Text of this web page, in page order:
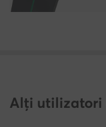
Alți utilizatori